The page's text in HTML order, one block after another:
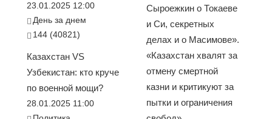
23.01.2025 12:00
День за днем
144 (40821)
Казахстан VS
Узбекистан: кто круче
по военной мощи?
28.01.2025 11:00
Сыроежкин о Токаеве
и Си, секретных
делах и о Масимове».
«Казахстан хвалят за
отмену смертной
казни и критикуют за
пытки и ограничения